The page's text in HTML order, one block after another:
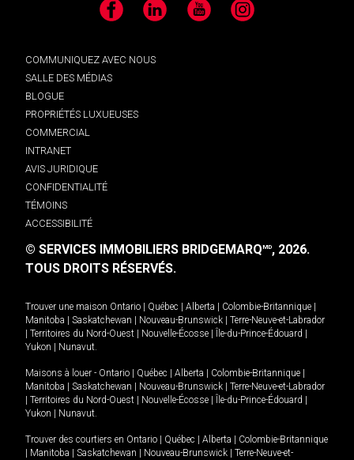
Facebook LinkedIn YouTube Instagram
COMMUNIQUEZ AVEC NOUS
SALLE DES MÉDIAS
BLOGUE
PROPRIÉTÉS LUXUEUSES
COMMERCIAL
INTRANET
AVIS JURIDIQUE
CONFIDENTIALITÉ
TÉMOINS
ACCESSIBILITÉ
© SERVICES IMMOBILIERS BRIDGEMARQMD, 2026.
TOUS DROITS RÉSERVÉS.
Trouver une maison Ontario Québec Alberta Colombie-Britannique
Manitoba
Saskatchewan Nouveau-Brunswick
Terre-Neuve-et-Labrador
Territoires du Nord-Ouest Nouvelle-Écosse Île-du-Prince-Édouard
Yukon
Nunavut.
Maisons à louer - Ontario Québec Alberta Colombie-Britannique
Manitoba
Saskatchewan Nouveau-Brunswick
Terre-Neuve-et-Labrador
Territoires du Nord-Ouest Nouvelle-Écosse Île-du-Prince-Édouard
Yukon
Nunavut.
Trouver des courtiers en Ontario Québec Alberta
Colombie-Britannique
Manitoba Saskatchewan Nouveau-Brunswick
Terre-Neuve-et-